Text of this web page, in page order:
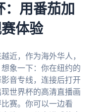
：用番茄加
体验
近，作为海外华人，
象一下：你在纽约的
音专线，连接后打开
世界杯的高清直播画
赛。你可以一边看